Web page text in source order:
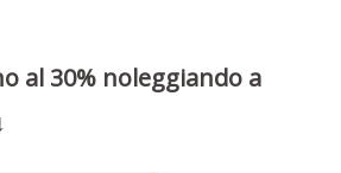
al 30% noleggiando a